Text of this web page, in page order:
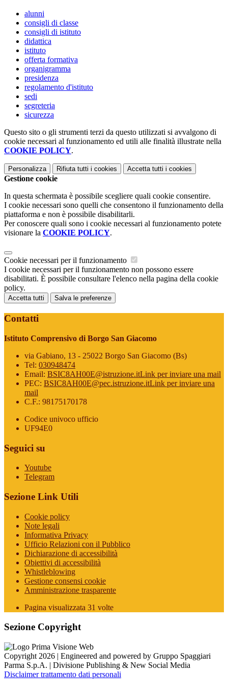
alunni
consigli di classe
consigli di istituto
didattica
istituto
offerta formativa
organigramma
presidenza
regolamento d'istituto
sedi
segreteria
sicurezza
Questo sito o gli strumenti terzi da questo utilizzati si avvalgono di
cookie necessari al funzionamento ed utili alle finalità illustrate nella
COOKIE POLICY.
Personalizza Rifiuta tutti i cookies Accetta tutti i cookies
Gestione cookie
In questa schermata è possibile scegliere quali cookie consentire.
I cookie necessari sono quelli che consentono il funzionamento della
piattaforma e non è possibile disabilitarli.
Per conoscere quali sono i cookie necessari al funzionamento potete
visionare la COOKIE POLICY.
Cookie necessari per il funzionamento
I cookie necessari per il funzionamento non possono essere
disabilitati. È possibile consultare l'elenco nella pagina della cookie
policy.
Accetta tutti Salva le preferenze
Contatti
Istituto Comprensivo di Borgo San Giacomo
via Gabiano, 13 - 25022 Borgo San Giacomo (Bs)
Tel: 030948474
Email: BSIC8AH00E@istruzione.itLink per inviare una mail
PEC: BSIC8AH00E@pec.istruzione.itLink per inviare una
mail
C.F.: 98175170178
Codice univoco ufficio
UF94E0
Seguici su
Youtube
Telegram
Sezione Link Utili
Cookie policy
Note legali
Informativa Privacy
Ufficio Relazioni con il Pubblico
Dichiarazione di accessibilità
Obiettivi di accessibilità
Whistleblowing
Gestione consensi cookie
Amministrazione trasparente
Pagina visualizzata 31 volte
Sezione Copyright
Copyright 2026 | Engineered and powered by Gruppo Spaggiari
Parma S.p.A. | Divisione Publishing & New Social Media
Disclaimer trattamento dati personali